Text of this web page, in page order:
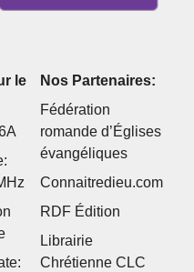
le
Nos Partenaires:
Fédération
romande d’Églises
évangéliques
Connaitredieu.com
RDF Édition
Librairie
Chrétienne CLC